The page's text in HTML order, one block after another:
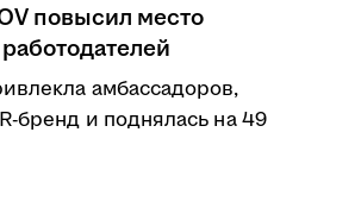
повысил место
амбассадоров,
бренд и поднялась на 49